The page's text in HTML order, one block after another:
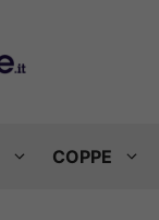
COPPE